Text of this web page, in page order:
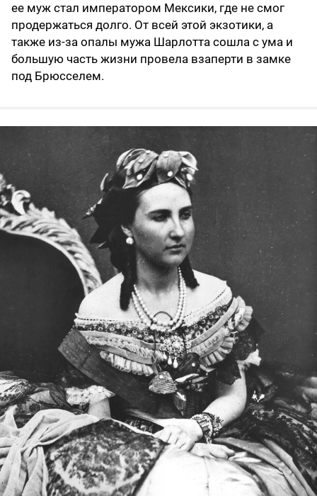
ее муж стал императором Мексики, где не смог
продержаться долго. От всей этой экзотики, а
также из-за опалы мужа Шарлотта сошла с ума и
большую часть жизни провела взаперти в замке
под Брюсселем.